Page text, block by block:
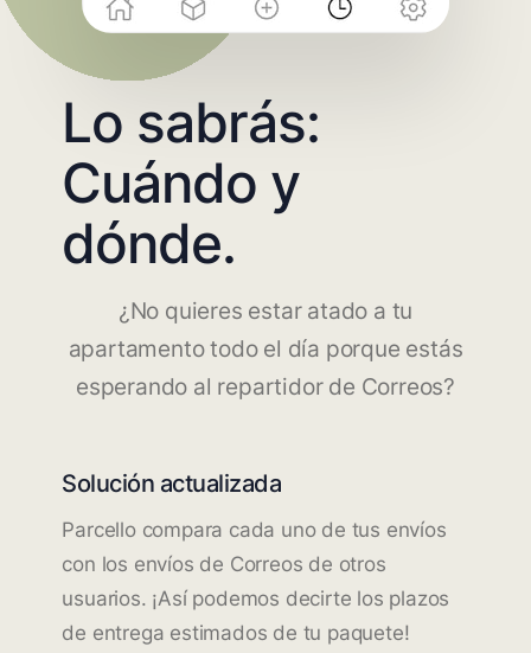
Lo sabrás:
Cuándo y
dónde.
¿No quieres estar atado a tu
apartamento todo el día porque estás
esperando al repartidor de Correos?
Solución actualizada
Parcello compara cada uno de tus envíos
con los envíos de Correos de otros
usuarios. ¡Así podemos decirte los plazos
de entrega estimados de tu paquete!